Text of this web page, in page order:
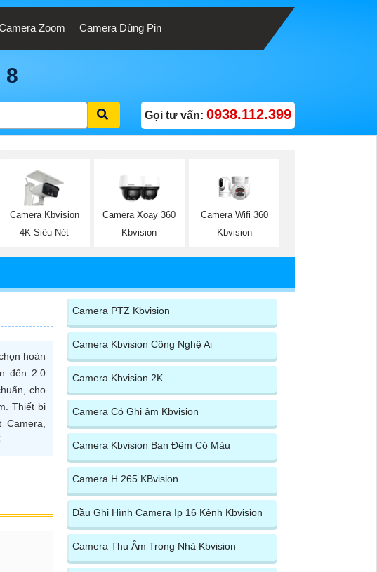
Zoom Camera Dùng Pin
8
Gọi tư vấn: 0938.112.399
Camera Kbvision
4K Siêu Nét
Camera Xoay 360
Kbvision
Camera Wifi 360
Kbvision
hoàn
đến 2.0
cho
Thiết bị
Camera PTZ Kbvision
Camera Kbvision Công Nghệ Ai
Camera Kbvision 2K
Camera Có Ghi âm Kbvision
Camera Kbvision Ban Đêm Có Màu
Camera H.265 KBvision
Đầu Ghi Hình Camera Ip 16 Kênh Kbvision
Camera Thu Âm Trong Nhà Kbvision